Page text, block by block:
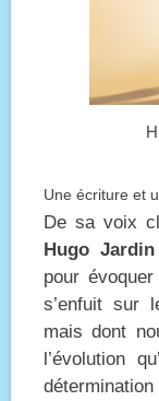
Une écriture et
De sa voix
Hugo Jardin
pour
s’enfuit sur
mais dont
l’évolution